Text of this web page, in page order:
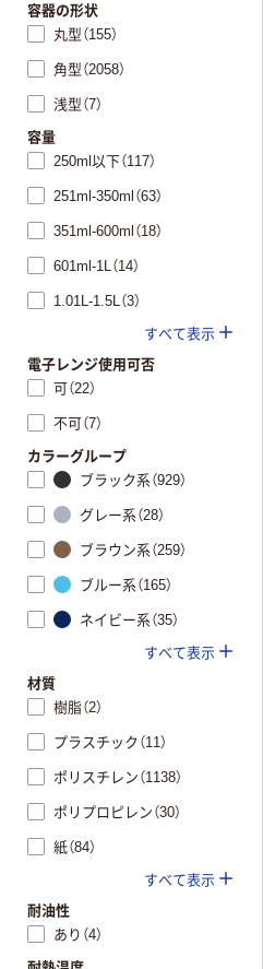
容器の形状
丸型（155）
角型（2058）
浅型（7）
容量
250ml以下（117）
251ml-350ml（63）
351ml-600ml（18）
601ml-1L（14）
1.01L-1.5L（3）
すべて表示
電子レンジ使用可否
可（22）
不可（7）
カラーグループ
ブラック系（929）
グレー系（28）
ブラウン系（259）
ブルー系（165）
ネイビー系（35）
すべて表示
材質
樹脂（2）
プラスチック（11）
ポリスチレン（1138）
ポリプロピレン（30）
紙（84）
すべて表示
耐油性
あり（4）